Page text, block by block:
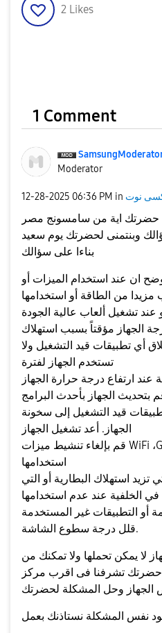
2 Likes
1 Comment
SamsungModerato
Moderator
‎12-28-2025 06:36 PM in نوت
حضرتك اية من سامسونج مصر
وبنتمنى لحضرتك يوم سعيد
بناءا على سؤالك
ان عند استخدام الميزات أو
مزيدا من الطاقة أو استخدامها
عند تشغيل ألعاب عالية الجودة
الجهاز مؤقتاً بسبب استهلاك
أي تطبيقات قيد التشغيل ولا
تستخدم الجهاز لفترة
بتحديث الجهاز بأحدث البرامج
قيد التشغيل إلى سخونة
الجهاز. أعد تشغيل الجهاز
قم بإلغاء تنشيط ميزات WiFi ،GPS ،والبلوتوث عند عدم
استخدامها
تزيد استهلاك البطارية أو التي
قلل درجة سطوع الشاشة.
لا يمكن تحملها ولا تمكنك من
حضرتك تشرفنا فى اقرب مركز
الجهاز وحل المشكلة لحضرتك
نفس المشكلة نستاذنك بعمل